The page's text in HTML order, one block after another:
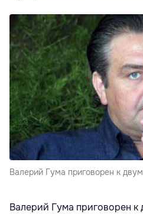
Валерий Гума приговорен к
Валерий Гума приговорен